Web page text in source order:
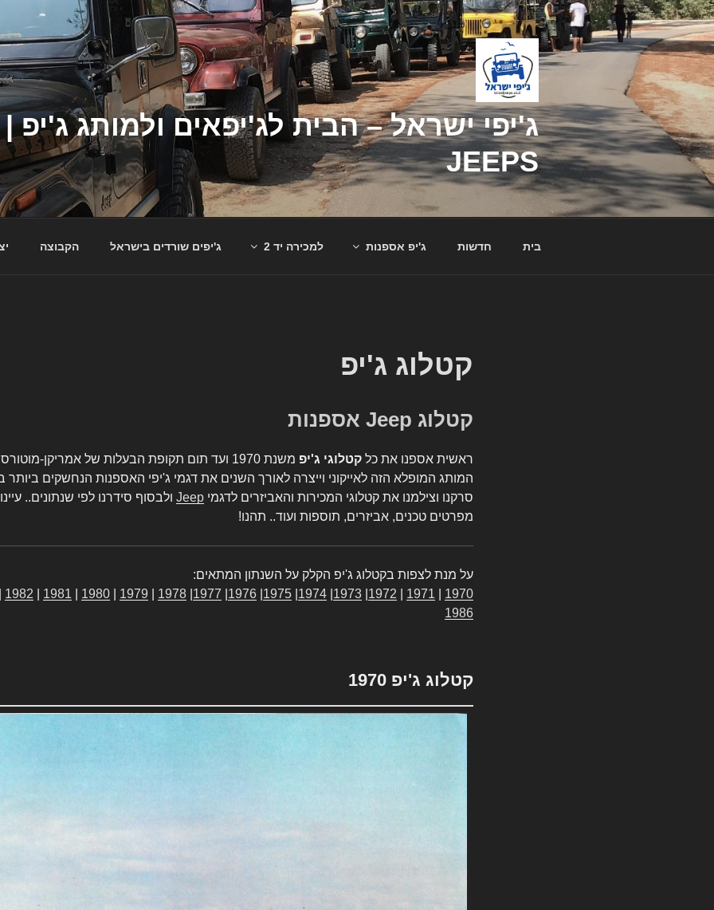
דילוג
לתוכן
JEEPS
בית חדשות ג'יפ אספנות למכירה יד 2 ג'יפים שורדים בישראל הקבוצה
קטלוג ג'יפ
קטלוג Jeep אספנות
ראשית אספנו את כל קטלוגי ג'יפ
משנת 1970 ועד תום תקופת הבעלות של אמריקן-
המותג המופלא הזה לאייקוני וייצרה לאורך השנים את דגמי ג'יפי האספנות הנחשקים
סרקנו וצילמנו את קטלוגי המכירות והאביזרים לדגמי Jeep ולבסוף סידרנו לפי שנתונים..
מפרטים טכנים, אביזרים, תוספות ועוד.. תהנו!
על מנת לצפות בקטלוג ג'יפ הקלק על השנתון המתאים:
1970
1971
1972
1973
1974
1975
1976
1977
1978
1979
1980
1981
1982
1986
קטלוג ג'יפ 1970